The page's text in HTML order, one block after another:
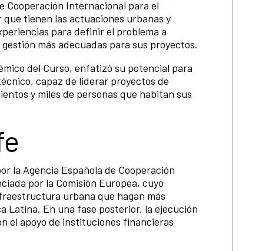
Cooperación Internacional para el
tienen las actuaciones urbanas y
para definir el problema a
más adecuadas para sus proyectos.
del Curso, enfatizó su potencial para
capaz de liderar proyectos de
y miles de personas que habitan sus
la Agencia Española de Cooperación
por la Comisión Europea, cuyo
urbana que hagan más
Latina. En una fase posterior, la ejecución
el apoyo de instituciones financieras